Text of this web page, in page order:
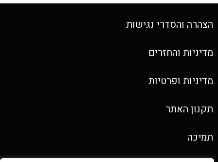
הצהרה והסדרי נגישות
מדיניות והחזרים
מדיניות ופרטיות
תקנון האתר
תמיכה